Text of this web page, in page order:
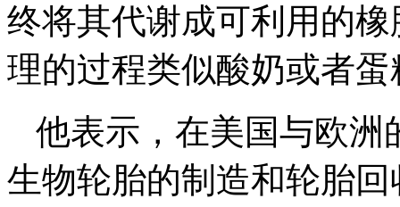
终将其代谢成可利用的
理的过程类似酸奶或者
他表示，在美国与欧洲
生物轮胎的制造和轮胎